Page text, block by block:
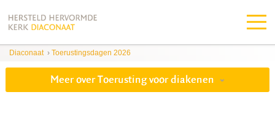
Diaconaat › Toerustingsdagen 2026
Meer over Toerusting voor diakenen